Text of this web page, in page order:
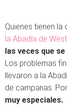
Quienes tienen
la Abadía de
las veces que
Los problemas
llevaron a la
de campanas.
muy especiales.